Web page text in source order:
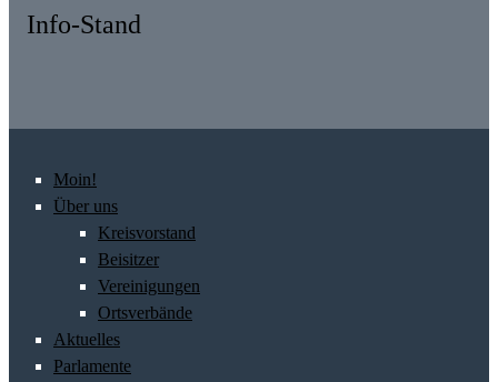
Info-Stand
Moin!
Über uns
Kreisvorstand
Beisitzer
Vereinigungen
Ortsverbände
Aktuelles
Parlamente